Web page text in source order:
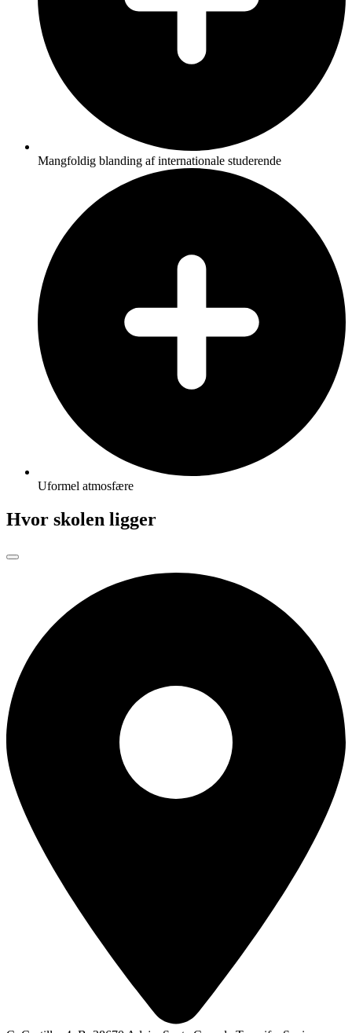
Mangfoldig blanding af internationale studerende
Uformel atmosfære
Hvor skolen ligger